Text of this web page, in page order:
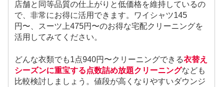
店舗と同等品質の仕上がりと低価格を維持しているの
で、非常にお得に活用できます。ワイシャツ145
円〜、スーツ上475円〜のお得な宅配クリーニングを
活用してみてください。
どんな衣類でも1点940円〜クリーニングできる衣替え
シーズンに重宝する点数詰め放題クリーニングなども
比較検討しましょう。値段が高くなりやすいダウンジ